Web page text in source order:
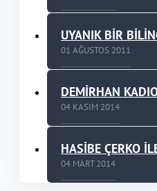
UYANIK BİR
01 AĞUSTOS 2011
DEMİRHAN
04 KASIM 2014
HASİBE ÇERKO
04 MART 2014